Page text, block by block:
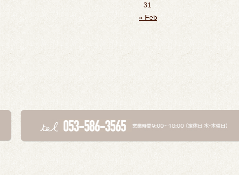
31
« Feb